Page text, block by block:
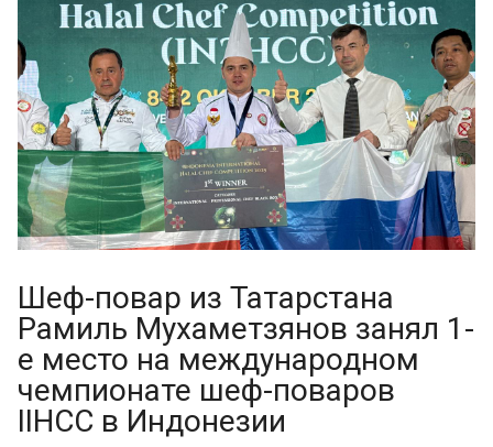
Шеф-повар из Татарстана
Рамиль Мухаметзянов занял 1-
е место на международном
чемпионате шеф-поваров
IIHCC в Индонезии